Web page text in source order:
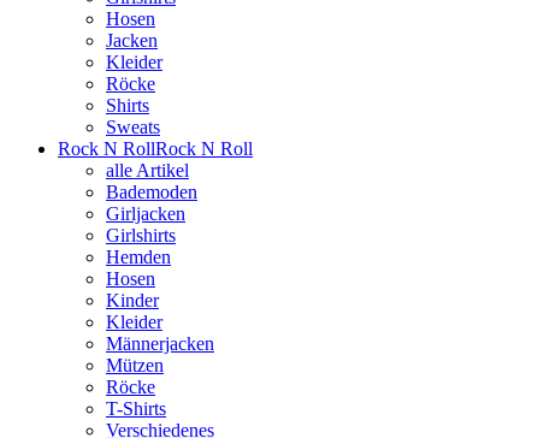
Hosen
Jacken
Kleider
Röcke
Shirts
Sweats
Rock N RollRock N Roll
alle Artikel
Bademoden
Girljacken
Girlshirts
Hemden
Hosen
Kinder
Kleider
Männerjacken
Mützen
Röcke
T-Shirts
Verschiedenes